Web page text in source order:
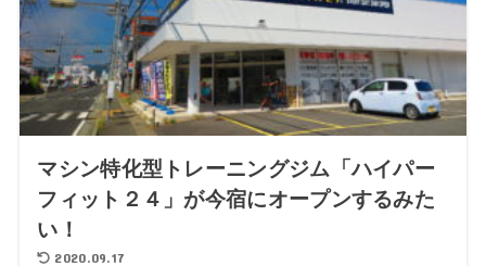
マシン特化型トレーニングジム「ハイパー
フィット２４」が今宿にオープンするみた
い！
2020.09.17